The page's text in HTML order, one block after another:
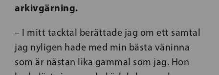
arkivgärning.
– I mitt tacktal berättade jag om ett samtal
jag nyligen hade med min bästa väninna
som är nästan lika gammal som jag. Hon